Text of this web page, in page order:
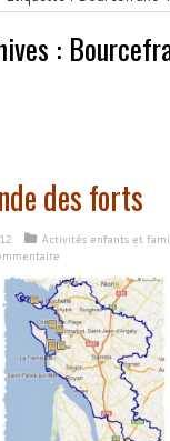
:
des forts
Activités enfants et